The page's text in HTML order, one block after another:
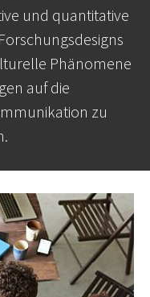
und quantitative
Phänomene
auf die
zu